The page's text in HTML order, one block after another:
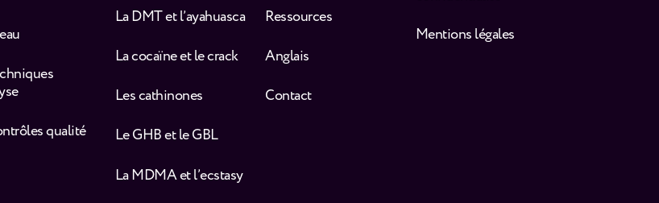
qualité
La DMT et l’ayahuasca
La cocaïne et le crack
Les cathinones
Le GHB et le GBL
La MDMA et l’ecstasy
Ressources
Anglais
Contact
Mentions légales